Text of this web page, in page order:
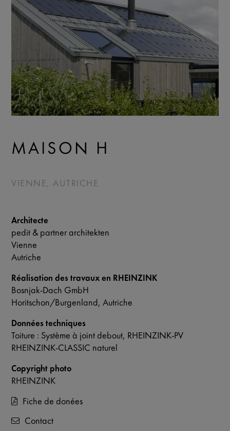
MAISON H
VIENNE, AUTRICHE
Architecte
pedit & partner architekten
Vienne
Autriche
Réalisation des travaux en RHEINZINK
Bosnjak-Dach GmbH
Horitschon/Burgenland, Autriche
Données techniques
Toiture : Système à joint debout, RHEINZINK-PV
RHEINZINK-CLASSIC naturel
Copyright photo
RHEINZINK
Fiche de donées
Contact